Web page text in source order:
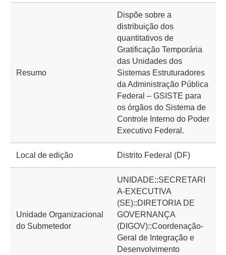
Resumo
Dispõe sobre a
distribuição dos
quantitativos de
Gratificação Temporária
das Unidades dos
Sistemas Estruturadores
da Administração Pública
Federal – GSISTE para
os órgãos do Sistema de
Controle Interno do Poder
Executivo Federal.
Local de edição Distrito Federal (DF)
Unidade Organizacional
do Submetedor
UNIDADE::SECRETARI
A-EXECUTIVA
(SE)::DIRETORIA DE
GOVERNANÇA
(DIGOV)::Coordenação-
Geral de Integração e
Desenvolvimento